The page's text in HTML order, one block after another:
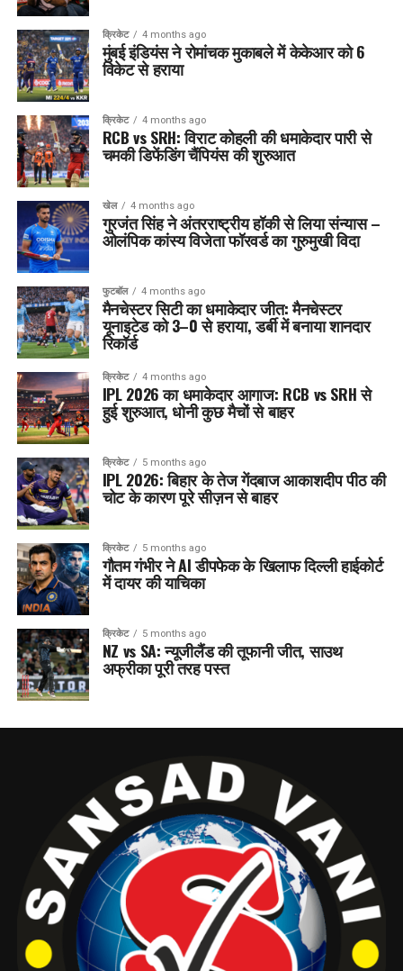
क्रिकेट 4 months ago
मुंबई इंडियंस ने रोमांचक मुकाबले में केकेआर को 6
विकेट से हराया
क्रिकेट 4 months ago
RCB vs SRH: विराट कोहली की धमाकेदार पारी से
चमकी डिफेंडिंग चैंपियंस की शुरुआत
खेल 4 months ago
गुरजंत सिंह ने अंतरराष्ट्रीय हॉकी से लिया संन्यास –
ओलंपिक कांस्य विजेता फॉरवर्ड का गुरुमुखी विदा
फुटबॉल 4 months ago
मैनचेस्टर सिटी का धमाकेदार जीत: मैनचेस्टर
यूनाइटेड को 3–0 से हराया, डर्बी में बनाया शानदार
रिकॉर्ड
क्रिकेट 4 months ago
IPL 2026 का धमाकेदार आगाज: RCB vs SRH से
हुई शुरुआत, धोनी कुछ मैचों से बाहर
क्रिकेट 5 months ago
IPL 2026: बिहार के तेज गेंदबाज आकाशदीप पीठ की
चोट के कारण पूरे सीज़न से बाहर
क्रिकेट 5 months ago
गौतम गंभीर ने AI डीपफेक के खिलाफ दिल्ली हाईकोर्ट
में दायर की याचिका
क्रिकेट 5 months ago
NZ vs SA: न्यूजीलैंड की तूफानी जीत, साउथ
अफ्रीका पूरी तरह पस्त